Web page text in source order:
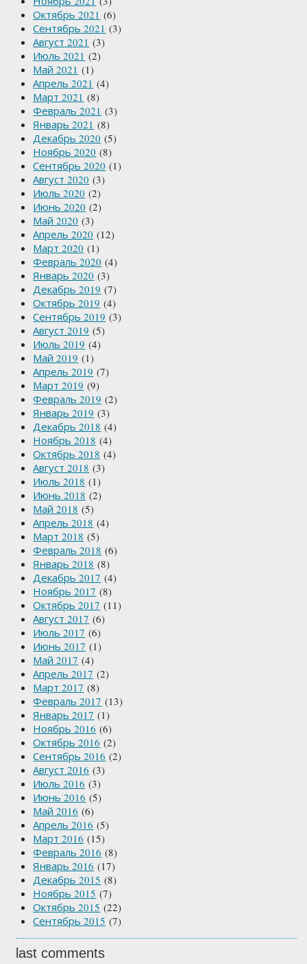
Октябрь 2021 (6)
Сентябрь 2021 (3)
Август 2021 (3)
Июль 2021 (2)
Май 2021 (1)
Апрель 2021 (4)
Март 2021 (8)
Февраль 2021 (3)
Январь 2021 (8)
Декабрь 2020 (5)
Ноябрь 2020 (8)
Сентябрь 2020 (1)
Август 2020 (3)
Июль 2020 (2)
Июнь 2020 (2)
Май 2020 (3)
Апрель 2020 (12)
Март 2020 (1)
Февраль 2020 (4)
Январь 2020 (3)
Декабрь 2019 (7)
Октябрь 2019 (4)
Сентябрь 2019 (3)
Август 2019 (5)
Июль 2019 (4)
Май 2019 (1)
Апрель 2019 (7)
Март 2019 (9)
Февраль 2019 (2)
Январь 2019 (3)
Декабрь 2018 (4)
Ноябрь 2018 (4)
Октябрь 2018 (4)
Август 2018 (3)
Июль 2018 (1)
Июнь 2018 (2)
Май 2018 (5)
Апрель 2018 (4)
Март 2018 (5)
Февраль 2018 (6)
Январь 2018 (8)
Декабрь 2017 (4)
Ноябрь 2017 (8)
Октябрь 2017 (11)
Август 2017 (6)
Июль 2017 (6)
Июнь 2017 (1)
Май 2017 (4)
Апрель 2017 (2)
Март 2017 (8)
Февраль 2017 (13)
Январь 2017 (1)
Ноябрь 2016 (6)
Октябрь 2016 (2)
Сентябрь 2016 (2)
Август 2016 (3)
Июль 2016 (3)
Июнь 2016 (5)
Май 2016 (6)
Апрель 2016 (5)
Март 2016 (15)
Февраль 2016 (8)
Январь 2016 (17)
Декабрь 2015 (8)
Ноябрь 2015 (7)
Октябрь 2015 (22)
Сентябрь 2015 (7)
last comments